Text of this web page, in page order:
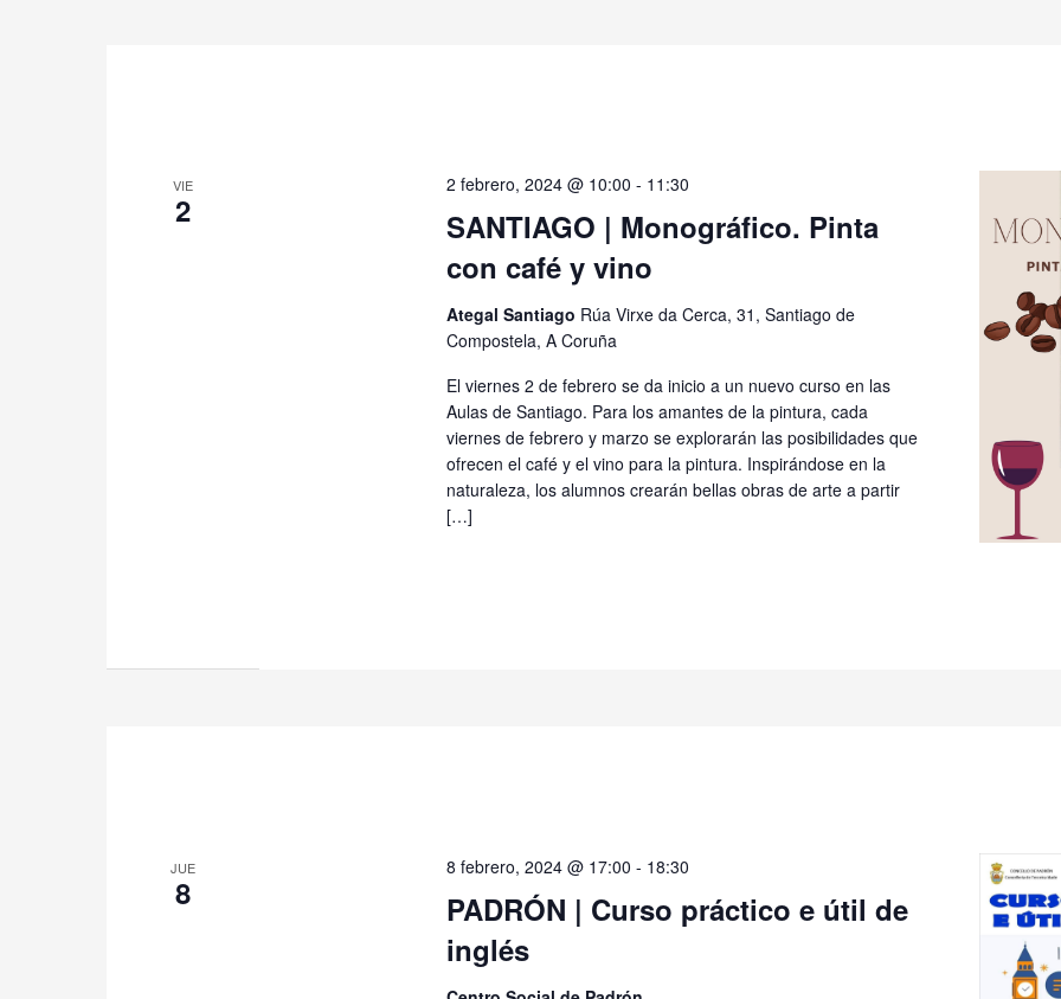
VIE
2
SANTIAGO | Monográfico. Pinta
con café y vino
2 febrero, 2024 @ 10:00 - 11:30
Ategal Santiago Rúa Virxe da Cerca, 31, Santiago de
Compostela, A Coruña
El viernes 2 de febrero se da inicio a un nuevo curso en las
Aulas de Santiago. Para los amantes de la pintura, cada
viernes de febrero y marzo se explorarán las posibilidades que
ofrecen el café y el vino para la pintura. Inspirándose en la
naturaleza, los alumnos crearán bellas obras de arte a partir
[…]
JUE
8
PADRÓN | Curso práctico e útil de
inglés
8 febrero, 2024 @ 17:00 - 18:30